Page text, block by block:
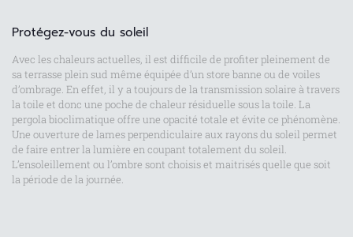
Protégez-vous du soleil
Avec les chaleurs actuelles, il est difficile de profiter pleinement de
sa terrasse plein sud même équipée d’un store banne ou de voiles
d’ombrage. En effet, il y a toujours de la transmission solaire à travers
la toile et donc une poche de chaleur résiduelle sous la toile. La
pergola bioclimatique offre une opacité totale et évite ce phénomène.
Une ouverture de lames perpendiculaire aux rayons du soleil permet
de faire entrer la lumière en coupant totalement du soleil.
L’ensoleillement ou l’ombre sont choisis et maitrisés quelle que soit
la période de la journée.